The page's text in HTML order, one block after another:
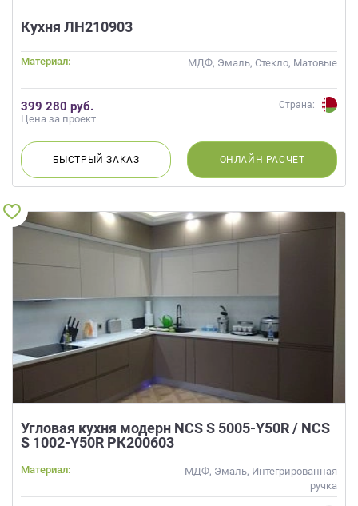
Кухня ЛН210903
Материал: МДФ, Эмаль, Стекло, Матовые
399 280 руб.
Цена за проект
Страна:
БЫСТРЫЙЗАКАЗ ОНЛАЙН РАСЧЕТ
Угловая кухня модерн NCS S 5005-Y50R / NCS
S 1002-Y50R РК200603
Материал:
МДФ, Эмаль, Интегрированная
ручка